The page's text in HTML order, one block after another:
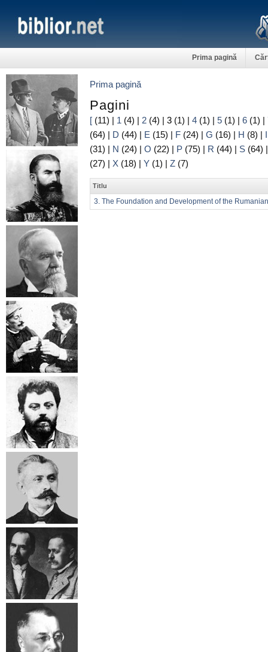
Prima pagină
Prima pagină
Pagini
[ (11) | 1 (4) | 2 (4) | 3 (1) | 4 (1) | 5 (1) | 6 (1) |
(64) | D (44) | E (15) | F (24) | G (16) | H (8) | I
(31) | N (24) | O (22) | P (75) | R (44) | S (64)
(27) | X (18) | Y (1) | Z (7)
Titlu
3. The Foundation and Development of the